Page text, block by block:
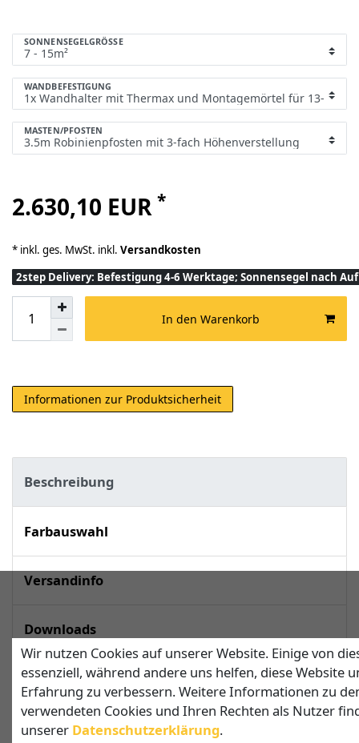
SONNENSEGELGRÖSSE
WANDBEFESTIGUNG
MASTEN/PFOSTEN
2.630,10 EUR *
* inkl. ges. MwSt. inkl. Versandkosten
2step Delivery: Befestigung 4-6 Werktage; Sonnensegel nach
In den Warenkorb
Informationen zur Produktsicherheit
Beschreibung
Farbauswahl
Versandinfo
Downloads
techn. Daten
Wir nutzen Cookies auf unserer Website. Einige von
essenziell, während andere uns helfen, diese Website
Erfahrung zu verbessern. Weitere Informationen zu
verwendeten Cookies und Ihren Rechten als Nutzer
unserer Daten­schutz­erklärung.